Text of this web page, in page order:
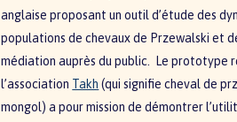
anglaise proposant un outil d’étude des
populations de chevaux de Przewalski et
médiation auprès du public. Le prototype
l’association Takh (qui signifie cheval de
mongol) a pour mission de démontrer